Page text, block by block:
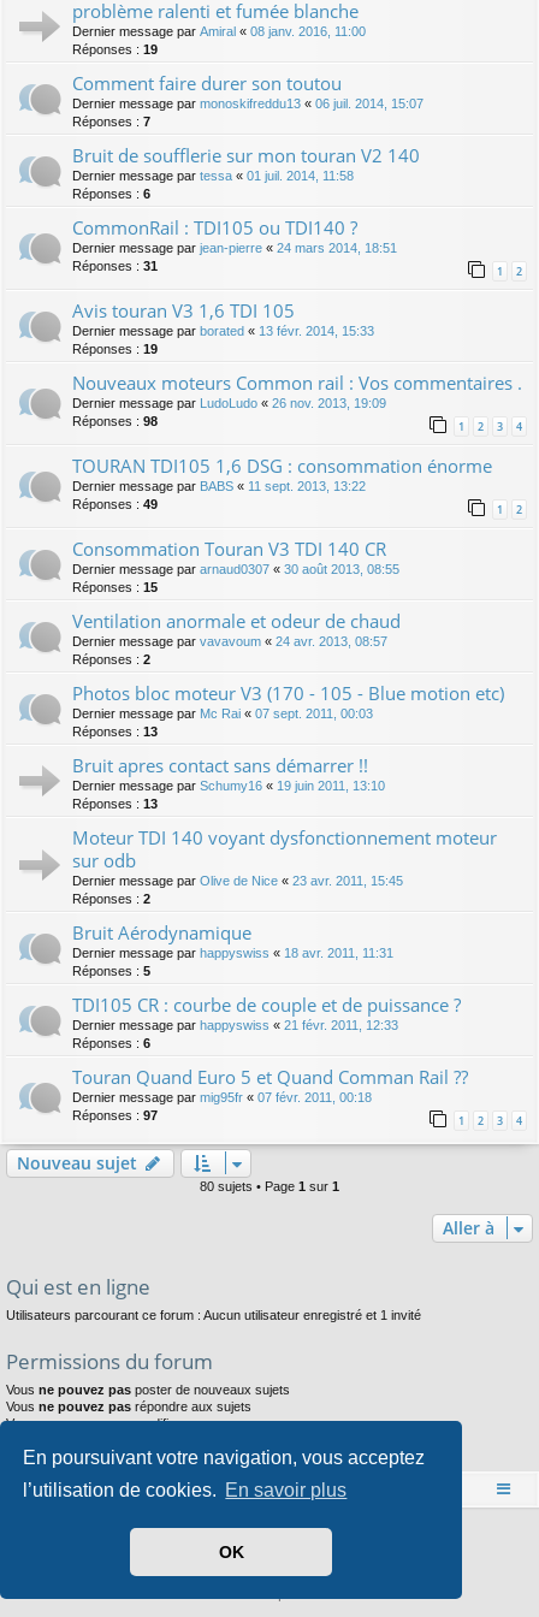
En poursuivant votre navigation, vous acceptez
l’utilisation de cookies. En savoir plus
OK
problème ralenti et fumée blanche
Dernier message par Amiral « 08 janv. 2016, 11:00
Réponses : 19
Comment faire durer son toutou
Dernier message par monoskifreddu13 « 06 juil. 2014, 15:07
Réponses : 7
Bruit de soufflerie sur mon touran V2 140
Dernier message par tessa « 01 juil. 2014, 11:58
Réponses : 6
CommonRail : TDI105 ou TDI140 ?
Dernier message par jean-pierre « 24 mars 2014, 18:51
Réponses : 31 1 2
Avis touran V3 1,6 TDI 105
Dernier message par borated « 13 févr. 2014, 15:33
Réponses : 19
Nouveaux moteurs Common rail : Vos commentaires .
Dernier message par LudoLudo « 26 nov. 2013, 19:09
Réponses : 98 1 2 3 4
TOURAN TDI105 1,6 DSG : consommation énorme
Dernier message par BABS « 11 sept. 2013, 13:22
Réponses : 49 1 2
Consommation Touran V3 TDI 140 CR
Dernier message par arnaud0307 « 30 août 2013, 08:55
Réponses : 15
Ventilation anormale et odeur de chaud
Dernier message par vavavoum « 24 avr. 2013, 08:57
Réponses : 2
Photos bloc moteur V3 (170 - 105 - Blue motion etc)
Dernier message par Mc Rai « 07 sept. 2011, 00:03
Réponses : 13
Bruit apres contact sans démarrer !!
Dernier message par Schumy16 « 19 juin 2011, 13:10
Réponses : 13
Moteur TDI 140 voyant dysfonctionnement moteur
sur odb
Dernier message par Olive de Nice « 23 avr. 2011, 15:45
Réponses : 2
Bruit Aérodynamique
Dernier message par happyswiss « 18 avr. 2011, 11:31
Réponses : 5
TDI105 CR : courbe de couple et de puissance ?
Dernier message par happyswiss « 21 févr. 2011, 12:33
Réponses : 6
Touran Quand Euro 5 et Quand Comman Rail ??
Dernier message par mig95fr « 07 févr. 2011, 00:18
Réponses : 97 1 2 3 4
Nouveau sujet
80 sujets • Page 1 sur 1
Aller à
Qui est en ligne
Utilisateurs parcourant ce forum : Aucun utilisateur enregistré et 1 invité
Permissions du forum
Vous ne pouvez pas poster de nouveaux sujets
Vous ne pouvez pas répondre aux sujets
Vousne pouvez pasmodifier vos messages
Vousne pouvez pasjoindre des fichiers
Accueil Index du forum
Développé parphpBB® Forum Software © phpBB Limited
Arty- phpBB 3.3 par MrGaby
Traduit parphpBB-fr.com